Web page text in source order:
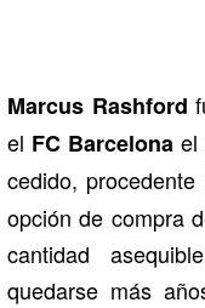
Marcus Rashford
el FC Barcelonael
cedido, procedente
opción de compra
cantidad
quedarse más